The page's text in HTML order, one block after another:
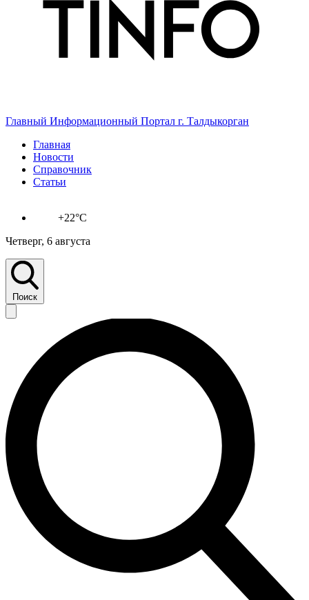
Главный Информационный Портал г. Талдыкорган
Главная
Новости
Справочник
Статьи
+22°C
Четверг, 6 августа
Поиск